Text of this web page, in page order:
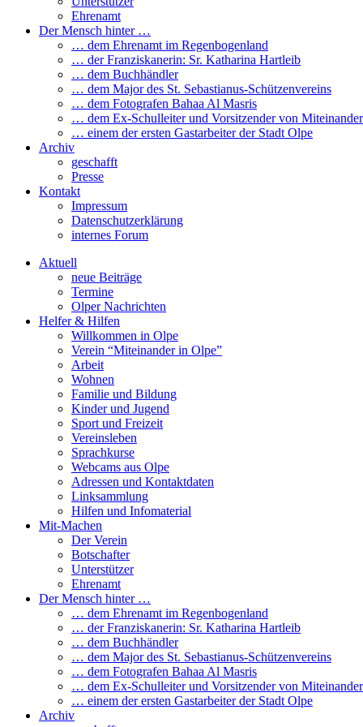
Ehrenamt
Der Mensch hinter …
… dem Ehrenamt im Regenbogenland
… der Franziskanerin: Sr. Katharina Hartleib
… dem Buchhändler
… dem Major des St. Sebastianus-Schützenvereins
… dem Fotografen Bahaa Al Masris
… dem Ex-Schulleiter und Vorsitzender von
… einem der ersten Gastarbeiter der Stadt Olpe
Archiv
geschafft
Presse
Kontakt
Impressum
Datenschutzerklärung
internes Forum
Aktuell
neue Beiträge
Termine
Olper Nachrichten
Helfer & Hilfen
Willkommen in Olpe
Verein “Miteinander in Olpe”
Arbeit
Wohnen
Familie und Bildung
Kinder und Jugend
Sport und Freizeit
Vereinsleben
Sprachkurse
Webcams aus Olpe
Adressen und Kontaktdaten
Linksammlung
Hilfen und Infomaterial
Mit-Machen
Der Verein
Botschafter
Unterstützer
Ehrenamt
Der Mensch hinter …
… dem Ehrenamt im Regenbogenland
… der Franziskanerin: Sr. Katharina Hartleib
… dem Buchhändler
… dem Major des St. Sebastianus-Schützenvereins
… dem Fotografen Bahaa Al Masris
… dem Ex-Schulleiter und Vorsitzender von
… einem der ersten Gastarbeiter der Stadt Olpe
Archiv